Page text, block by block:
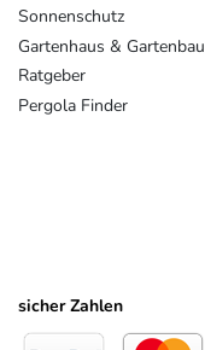
Sonnenschutz
Gartenhaus & Gartenbau
Ratgeber
Pergola Finder
sicher Zahlen